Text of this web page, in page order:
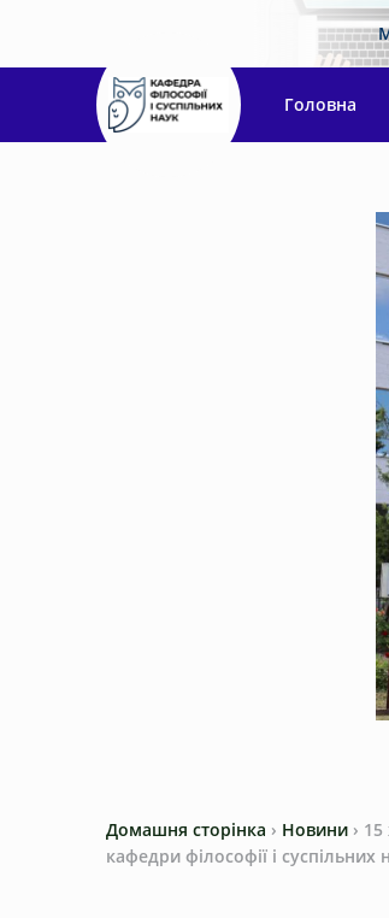
Головна
Домашня сторінка › Новини › 15
кафедри філософії і суспільних